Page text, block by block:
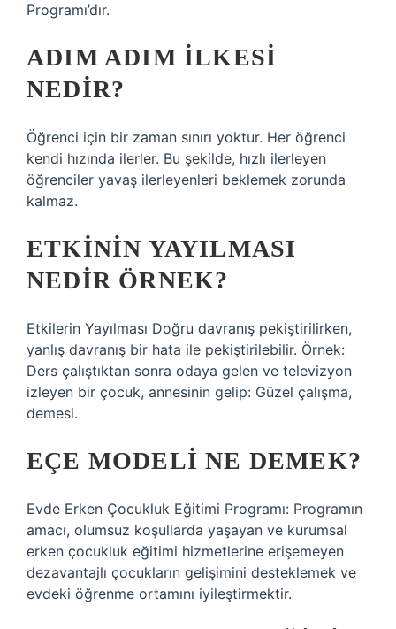
Programı’dır.
ADIM ADIM ILKESI
NEDIR?
Öğrenci için bir zaman sınırı yoktur. Her öğrenci
kendi hızında ilerler. Bu şekilde, hızlı ilerleyen
öğrenciler yavaş ilerleyenleri beklemek zorunda
kalmaz.
ETKININ YAYILMASI
NEDIR ÖRNEK?
Etkilerin Yayılması Doğru davranış pekiştirilirken,
yanlış davranış bir hata ile pekiştirilebilir. Örnek:
Ders çalıştıktan sonra odaya gelen ve televizyon
izleyen bir çocuk, annesinin gelip: Güzel çalışma,
demesi.
EÇE MODELI NE DEMEK?
Evde Erken Çocukluk Eğitimi Programı: Programın
amacı, olumsuz koşullarda yaşayan ve kurumsal
erken çocukluk eğitimi hizmetlerine erişemeyen
dezavantajlı çocukların gelişimini desteklemek ve
evdeki öğrenme ortamını iyileştirmektir.